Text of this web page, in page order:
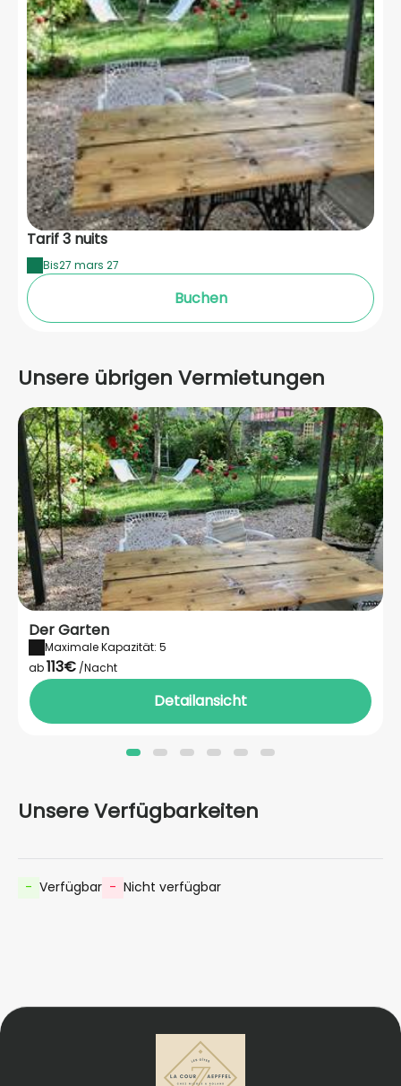
Tarif 3 nuits
Bis27 mars 27
Buchen
Unsere übrigen Vermietungen
Der Garten
Maximale Kapazität: 5
ab113€ /Nacht
Detailansicht
Unsere Verfügbarkeiten
- Verfügbar - Nicht verfügbar